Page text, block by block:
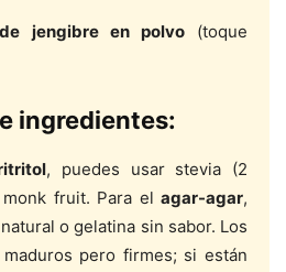
jengibre en polvo(toque
ingredientes:
, puedes usar stevia (2
fruit. Para el agar-agar,
o gelatina sin sabor. Los
pero firmes; si están